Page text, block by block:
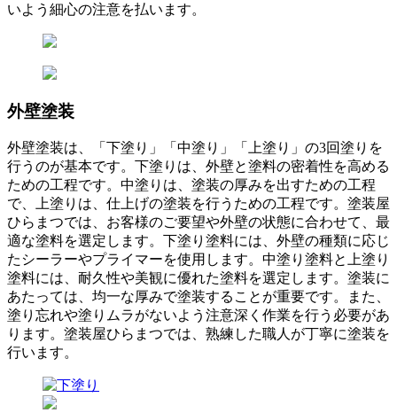
いよう細心の注意を払います。
外壁塗装
外壁塗装は、「下塗り」「中塗り」「上塗り」の3回塗りを
行うのが基本です。下塗りは、外壁と塗料の密着性を高める
ための工程です。中塗りは、塗装の厚みを出すための工程
で、上塗りは、仕上げの塗装を行うための工程です。塗装屋
ひらまつでは、お客様のご要望や外壁の状態に合わせて、最
適な塗料を選定します。下塗り塗料には、外壁の種類に応じ
たシーラーやプライマーを使用します。中塗り塗料と上塗り
塗料には、耐久性や美観に優れた塗料を選定します。塗装に
あたっては、均一な厚みで塗装することが重要です。また、
塗り忘れや塗りムラがないよう注意深く作業を行う必要があ
ります。塗装屋ひらまつでは、熟練した職人が丁寧に塗装を
行います。